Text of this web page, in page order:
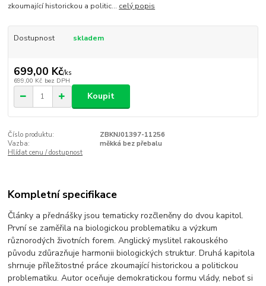
zkoumající historickou a politic... celý popis
Dostupnost skladem
699,00 Kč/ks
699,00 Kč bez DPH
Koupit
Číslo produktu:
ZBKNJ01397-11256
Vazba:
měkká bez přebalu
Hlídat cenu / dostupnost
Kompletní specifikace
Články a přednášky jsou tematicky rozčleněny do dvou kapitol.
První se zaměřila na biologickou problematiku a výzkum
různorodých životních forem. Anglický myslitel rakouského
původu zdůrazňuje harmonii biologických struktur. Druhá kapitola
shrnuje příležitostné práce zkoumající historickou a politickou
problematiku. Autor oceňuje demokratickou formu vlády, neboť si